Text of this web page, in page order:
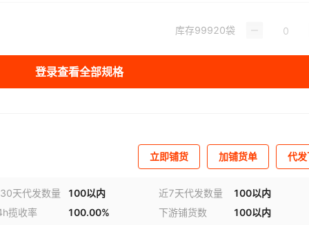
库存99920袋
登录查看全部规格
立即铺货 加铺货单 代
天代发数量 100以内 近7天代发数量
100以内
揽收率
100.00% 下游铺货数
100以内